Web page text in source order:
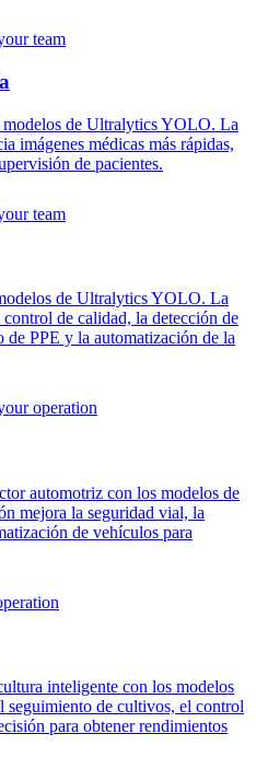
modelos de Ultralytics YOLO. La
imágenes médicas más rápidas,
de pacientes.
de Ultralytics YOLO. La
de calidad, la detección de
PPE y la automatización de la
automotriz con los modelos de
mejora la seguridad vial, la
de vehículos para
inteligente con los modelos
de cultivos, el control
para obtener rendimientos